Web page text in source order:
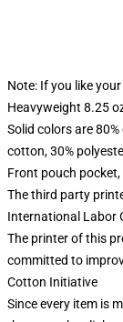
Note: If you like
Heavyweight 8.25
Solid colors are
cotton, 30%
Front pouch
The third party
International Labor
The printer of this
committed to
Cotton Initiative
Since every item is